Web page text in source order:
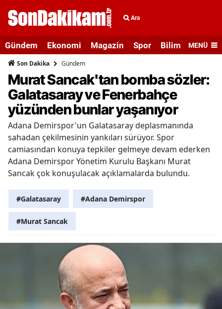
Ara
Gündem Ekonomi Magazin Spor Bilim veMENÜ
Son Dakika Gündem
Murat Sancak'tan bomba sözler:
Galatasaray ve Fenerbahçe
yüzünden bunlar yaşanıyor
Adana Demirspor'un Galatasaray deplasmanında
sahadan çekilmesinin yankıları sürüyor. Spor
camiasından konuya tepkiler gelmeye devam ederken
Adana Demirspor Yönetim Kurulu Başkanı Murat
Sancak çok konuşulacak açıklamalarda bulundu.
#Galatasaray #Adana Demirspor
#Murat Sancak